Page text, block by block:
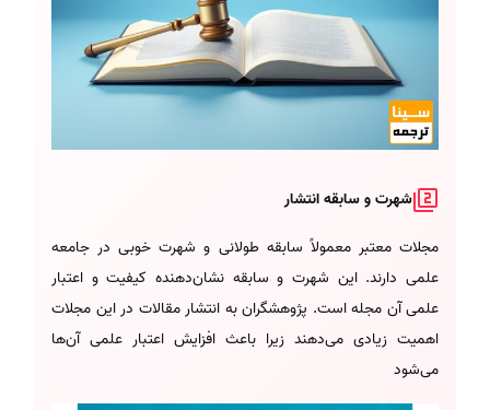
شهرت و سابقه انتشار
مجلات معتبر معمولاً سابقه طولانی و شهرت خوبی در جامعه
علمی دارند. این شهرت و سابقه نشان‌دهنده کیفیت و اعتبار
علمی آن مجله است. پژوهشگران به انتشار مقالات در این مجلات
اهمیت زیادی می‌دهند زیرا باعث افزایش اعتبار علمی آن‌ها
می‌شود